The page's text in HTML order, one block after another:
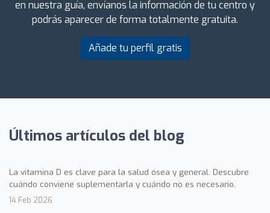
en nuestra guía, envíanos la información de tu centro y
podrás aparecer de forma totalmente gratuita.
Añade tu perfil gratis
Últimos artículos del blog
La vitamina D es clave para la salud ósea y general. Descubre
cuándo conviene suplementarla y cuándo no es necesario.
14 Feb 2026